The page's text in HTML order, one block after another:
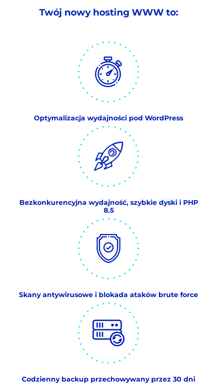
Twój nowy hosting WWW to:
Optymalizacja wydajności pod WordPress
Bezkonkurencyjna wydajność, szybkie dyski i PHP
8.5
Skany antywirusowe i blokada ataków brute force
Codzienny backup przechowywany przez 30 dni